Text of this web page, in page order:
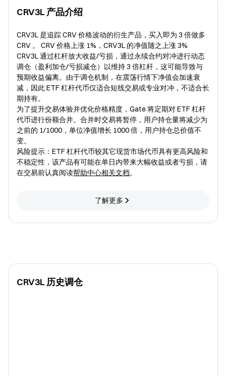
CRV3L 产品介绍
CRV3L 是追踪 CRV 价格波动的衍生产品，买入即为 3 倍做多
CRV 。 CRV 价格上涨 1%，CRV3L 的净值随之上涨 3%
CRV3L 通过杠杆放大收益/亏损，通过永续合约对冲进行动态
调仓（盈利加仓/亏损减仓）以维持 3 倍杠杆，这可能导致与
预期收益偏离。由于调仓机制，在震荡行情下净值会加速衰
减，因此 ETF 杠杆代币仅适合短线交易或专业对冲，不适合长
期持有。
为了提升交易体验并优化价格精度，Gate 将定期对 ETF 杠杆
代币进行份额合并。合并时交易将暂停，用户持仓量将减少为
之前的 1/1000，单位净值增长 1000 倍，用户持仓总价值不
变。
风险提示：ETF 杠杆代币较其它现货市场代币具有更高风险和
不稳定性，该产品有可能在单日内带来大幅收益或者亏损，请
在交易前认真阅读帮助中心相关文档。
了解更多
CRV3L 历史调仓